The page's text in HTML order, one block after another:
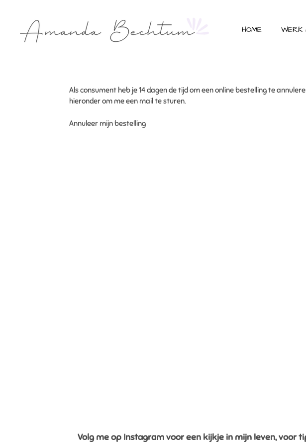
HOME WERK
Als consument heb je 14 dagen de tijd om een online bestelling te
hieronder om me een mail te sturen.
Annuleer mijn bestelling
Volg me op Instagram voor een kijkje in mijn leven, voor